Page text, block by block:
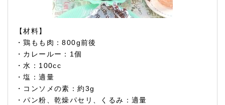
【材料】
・鶏もも肉：800g前後
・カレールー：1個
・水：100cc
・塩：適量
・コンソメの素：約3g
・パン粉、乾燥パセリ、くるみ：適量